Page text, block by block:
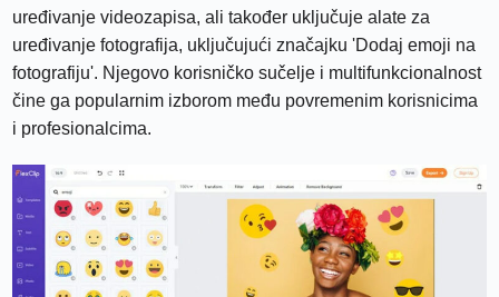
uređivanje videozapisa, ali također uključuje alate za
uređivanje fotografija, uključujući značajku 'Dodaj emoji na
fotografiju'. Njegovo korisničko sučelje i multifunkcionalnost
čine ga popularnim izborom među povremenim korisnicima
i profesionalcima.